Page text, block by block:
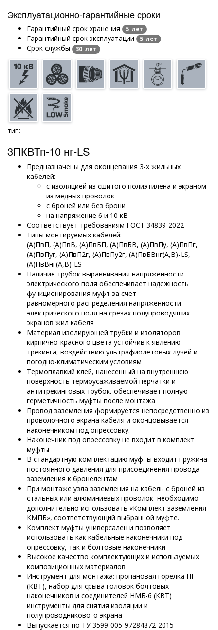
Эксплуатационно-гарантийные сроки
Гарантийный срок хранения 5 лет
Гарантийный срок эксплуатации 5 лет
Срок службы 30 лет
тип:
3ПКВТп-10 нг-LS
Предназначены для оконцевания 3-х жильных
кабелей:
с изоляцией из сшитого полиэтилена и экраном
из медных проволок
с броней или без брони
на напряжение 6 и 10 кВ
Соответствует требованиям ГОСТ 34839-2022
Типы монтируемых кабелей:
(А)ПвП, (А)ПвВ, (А)ПвБП, (А)ПвБВ, (А)ПвПу, (А)ПвПг,
(А)ПвПуг, (А)ПвП2г, (А)ПвПу2г, (А)ПвБВнг(А,В)-LS,
(А)ПвВнг(А,В)-LS
Наличие трубок выравнивания напряженности
электрического поля обеспечивает надежность
функционирования муфт за счет
равномерного распределения напряженности
электрического поля на срезах полупроводящих
экранов жил кабеля
Материал изолирующей трубки и изоляторов
кирпично-красного цвета устойчив к явлению
трекинга, воздействию ультрафиолетовых лучей и
погодно-климатическим условиям
Термоплавкий клей, нанесенный на внутреннюю
поверхность термоусаживаемой перчатки и
антитрекинговых трубок, обеспечивает полную
герметичность муфты после монтажа
Провод заземления формируется непосредственно из
проволочного экрана кабеля и оконцовывается
наконечником под опрессовку.
Наконечник под опрессовку не входит в комплект
муфты
В стандартную комплектацию муфты входит пружина
постоянного давления для присоединения провода
заземления к бронелентам
При монтаже узла заземления на кабель с броней из
стальных или алюминиевых проволок необходимо
дополнительно использовать «Комплект заземления
КМПБ», соответствующий выбранной муфте.
Комплект муфты универсален и позволяет
использовать как кабельные наконечники под
опрессовку, так и болтовые наконечники
Высокое качество комплектующих и используемых
композиционных материалов
Инструмент для монтажа: пропановая горелка ПГ
(КВТ), набор для срыва головок болтовых
наконечников и соединителей НМБ-6 (КВТ)
инструменты для снятия изоляции и
полупроводникового экрана
Выпускается по ТУ 3599-005-97284872-2015